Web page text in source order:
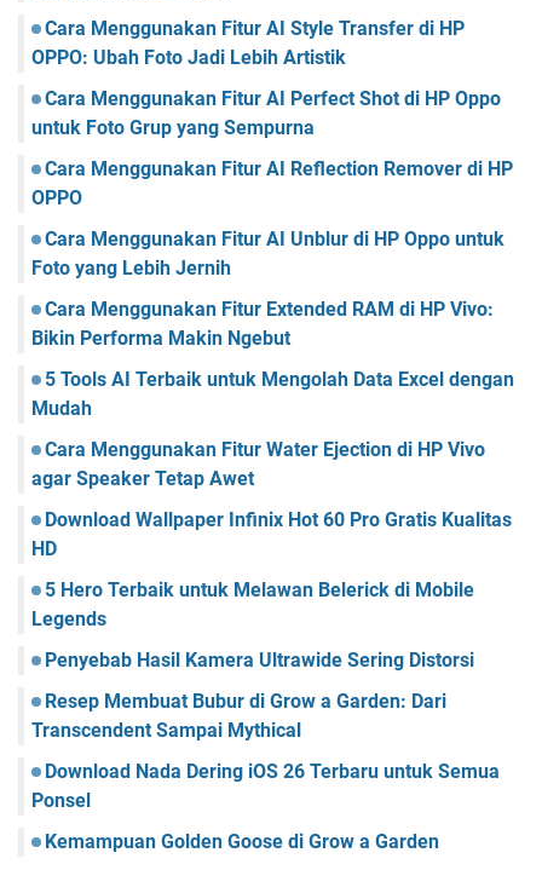
Cara Menggunakan Fitur AI Style Transfer di HP
OPPO: Ubah Foto Jadi Lebih Artistik
Cara Menggunakan Fitur AI Perfect Shot di HP Oppo
untuk Foto Grup yang Sempurna
Cara Menggunakan Fitur AI Reflection Remover di HP
OPPO
Cara Menggunakan Fitur AI Unblur di HP Oppo untuk
Foto yang Lebih Jernih
Cara Menggunakan Fitur Extended RAM di HP Vivo:
Bikin Performa Makin Ngebut
5 Tools AI Terbaik untuk Mengolah Data Excel dengan
Mudah
Cara Menggunakan Fitur Water Ejection di HP Vivo
agar Speaker Tetap Awet
Download Wallpaper Infinix Hot 60 Pro Gratis Kualitas
HD
5 Hero Terbaik untuk Melawan Belerick di Mobile
Legends
Penyebab Hasil Kamera Ultrawide Sering Distorsi
Resep Membuat Bubur di Grow a Garden: Dari
Transcendent Sampai Mythical
Download Nada Dering iOS 26 Terbaru untuk Semua
Ponsel
Kemampuan Golden Goose di Grow a Garden